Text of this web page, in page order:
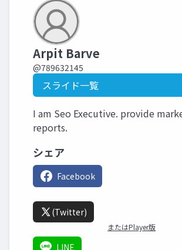
Arpit Barve
@789632145
スライド一覧
I am Seo Executive. provide
reports.
シェア
Facebook
(Twitter)
またはPlayer版
LINE